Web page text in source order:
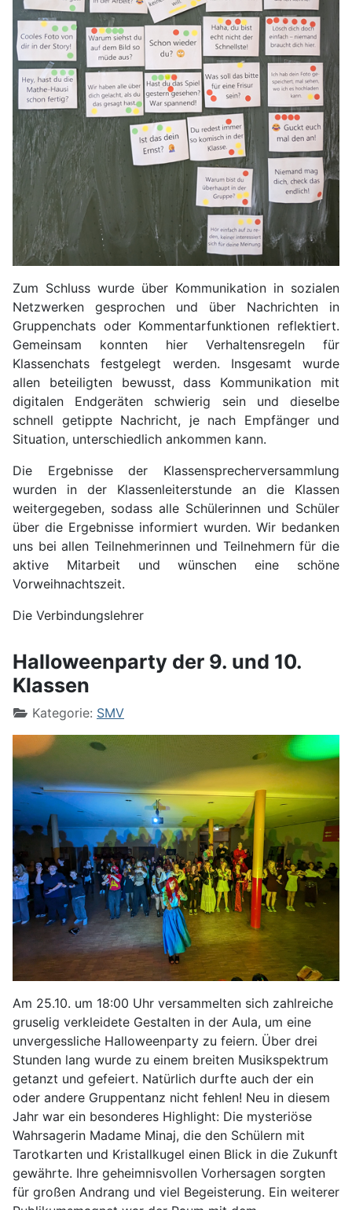
Zum Schluss wurde über Kommunikation in sozialen
Netzwerken gesprochen und über Nachrichten in
Gruppenchats oder Kommentarfunktionen reflektiert.
Gemeinsam konnten hier Verhaltensregeln für
Klassenchats festgelegt werden. Insgesamt wurde
allen beteiligten bewusst, dass Kommunikation mit
digitalen Endgeräten schwierig sein und dieselbe
schnell getippte Nachricht, je nach Empfänger und
Situation, unterschiedlich ankommen kann.
Die Ergebnisse der Klassensprecherversammlung
wurden in der Klassenleiterstunde an die Klassen
weitergegeben, sodass alle Schülerinnen und Schüler
über die Ergebnisse informiert wurden. Wir bedanken
uns bei allen Teilnehmerinnen und Teilnehmern für die
aktive Mitarbeit und wünschen eine schöne
Vorweihnachtszeit.
Die Verbindungslehrer
Halloweenparty der 9. und 10.
Klassen
Kategorie: SMV
Am 25.10. um 18:00 Uhr versammelten sich zahlreiche
gruselig verkleidete Gestalten in der Aula, um eine
unvergessliche Halloweenparty zu feiern. Über drei
Stunden lang wurde zu einem breiten Musikspektrum
getanzt und gefeiert. Natürlich durfte auch der ein
oder andere Gruppentanz nicht fehlen! Neu in diesem
Jahr war ein besonderes Highlight: Die mysteriöse
Wahrsagerin Madame Minaj, die den Schülern mit
Tarotkarten und Kristallkugel einen Blick in die Zukunft
gewährte. Ihre geheimnisvollen Vorhersagen sorgten
für großen Andrang und viel Begeisterung. Ein weiterer